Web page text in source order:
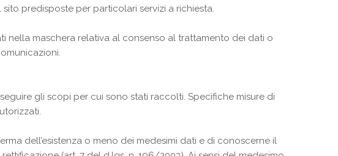
predisposte per particolari servizi a richiesta.
nella maschera relativa al consenso al trattamento dei dati o
gli scopi per cui sono stati raccolti. Specifiche misure di
dell’esistenza o meno dei medesimi dati e di conoscerne il